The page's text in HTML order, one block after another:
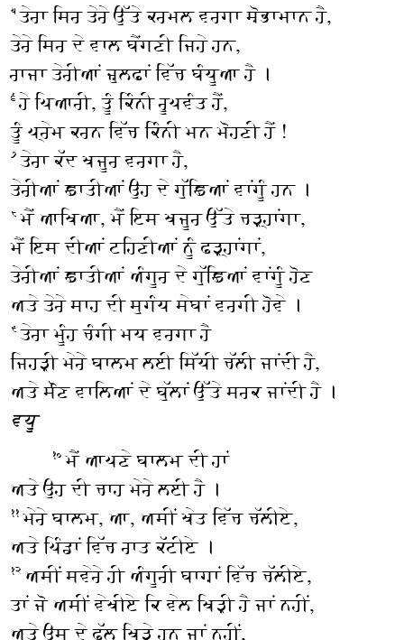
੫ਤੇਰਾ ਸਿਰ ਤੇਰੇ ਉੱਤੇ ਕਰਮਲ ਵਰਗਾ ਸ਼ੋਭਾਮਾਨ ਹੈ,
ਤੇਰੇ ਸਿਰ ਦੇ ਵਾਲ ਬੈਂਗਣੀ ਜਿਹੇ ਹਨ,
ਰਾਜਾ ਤੇਰੀਆਂ ਜ਼ੁਲਫ਼ਾਂ ਵਿੱਚ ਬੰਧੂਆ ਹੈ ।
੬ਹੇ ਪਿਆਰੀ, ਤੂੰ ਕਿੰਨੀ ਰੂਪਵੰਤ ਹੈਂ,
ਤੂੰ ਪ੍ਰੇਮ ਕਰਨ ਵਿੱਚ ਕਿੰਨੀ ਮਨ ਮੋਹਣੀ ਹੈਂ !
੭ਤੇਰਾ ਕੱਦ ਖਜੂਰ ਵਰਗਾ ਹੈ,
ਤੇਰੀਆਂ ਛਾਤੀਆਂ ਉਹ ਦੇ ਗੁੱਛਿਆਂ ਵਾਂਗੂੰ ਹਨ ।
੮ਮੈਂ ਆਖਿਆ, ਮੈਂ ਇਸ ਖਜੂਰ ਉੱਤੇ ਚੜ੍ਹਾਂਗਾ,
ਮੈਂ ਇਸ ਦੀਆਂ ਟਹਿਣੀਆਂ ਨੂੰ ਫੜ੍ਹਾਂਗਾਂ,
ਤੇਰੀਆਂ ਛਾਤੀਆਂ ਅੰਗੂਰ ਦੇ ਗੁੱਛਿਆਂ ਵਾਂਗੂੰ ਹੋਣ
ਅਤੇ ਤੇਰੇ ਸਾਹ ਦੀ ਸੁਗੰਧ ਸੇਬਾਂ ਵਰਗੀ ਹੋਵੇ ।
੯ਤੇਰਾ ਮੂੰਹ ਚੰਗੀ ਮਧ ਵਰਗਾ ਹੈ
ਜਿਹੜੀ ਮੇਰੇ ਬਾਲਮ ਲਈ ਸਿੱਧੀ ਚੱਲੀ ਜਾਂਦੀ ਹੈ,
ਅਤੇ ਸੌਣ ਵਾਲਿਆਂ ਦੇ ਬੁੱਲਾਂ ਉੱਤੇ ਸਰਕ ਜਾਂਦੀ ਹੈ ।
ਵਧੂ
੧੦ਮੈਂ ਆਪਣੇ ਬਾਲਮ ਦੀ ਹਾਂ
ਅਤੇ ਉਹ ਦੀ ਚਾਹ ਮੇਰੇ ਲਈ ਹੈ ।
੧੧ਮੇਰੇ ਬਾਲਮ, ਆ, ਅਸੀਂ ਖੇਤ ਵਿੱਚ ਚੱਲੀਏ,
ਅਤੇ ਪਿੰਡਾਂ ਵਿੱਚ ਰਾਤ ਕੱਟੀਏ ।
੧੨ ਅਸੀਂ ਸਵੇਰੇ ਹੀ ਅੰਗੂਰੀ ਬਾਗ਼ਾਂ ਵਿੱਚ ਚੱਲੀਏ,
ਤਾਂ ਜੋ ਅਸੀਂ ਵੇਖੀਏ ਕਿ ਵੇਲ ਖਿੜੀ ਹੈ ਜਾਂ ਨਹੀਂ,
ਅਤੇ ਉਸ ਦੇ ਫੁੱਲ ਖਿੜੇ ਹਨ ਜਾਂ ਨਹੀਂ,